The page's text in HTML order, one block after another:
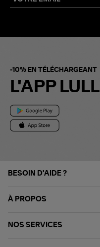
-10% EN TÉLÉCHARGEANT
L'APP LULLI
BESOIN D'AIDE ?
À PROPOS
NOS SERVICES